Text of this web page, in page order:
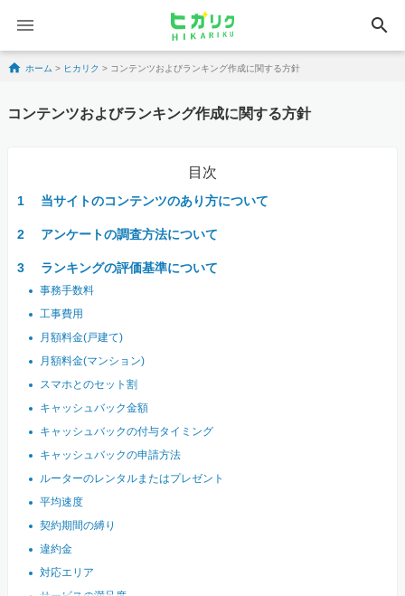
search
Skip to content
ホーム > ヒカリク > コンテンツおよびランキング作成に関する方針
コンテンツおよびランキング作成に関する方針
目次
当サイトのコンテンツのあり方について
アンケートの調査方法について
ランキングの評価基準について
事務手数料
工事費用
月額料金(戸建て)
月額料金(マンション)
スマホとのセット割
キャッシュバック金額
キャッシュバックの付与タイミング
キャッシュバックの申請方法
ルーターのレンタルまたはプレゼント
平均速度
契約期間の縛り
違約金
対応エリア